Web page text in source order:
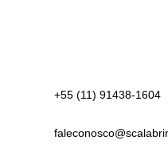
+55 (11) 91438-1604